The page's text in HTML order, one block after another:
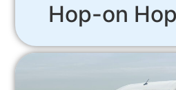
Hop-on